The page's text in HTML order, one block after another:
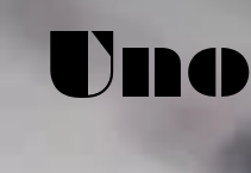
Uno